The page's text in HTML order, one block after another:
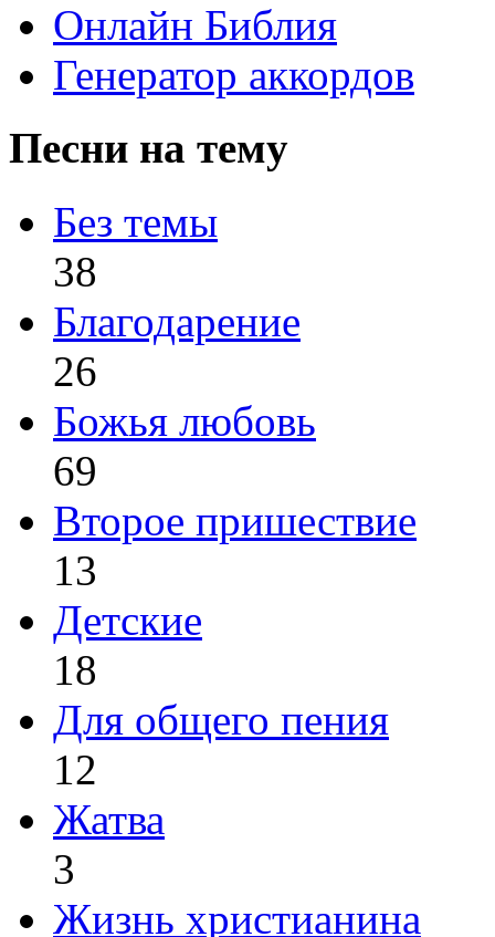
Онлайн Библия
Генератор аккордов
Песни на тему
Без темы
38
Благодарение
26
Божья любовь
69
Второе пришествие
13
Детские
18
Для общего пения
12
Жатва
3
Жизнь христианина